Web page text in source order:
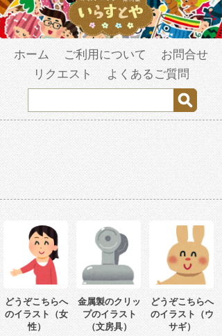
ホーム ご利用について
お問合せ
リクエスト
よくあるご質問
どうぞこちらへ
のイラスト（女
性）
金属製のクリッ
プのイラスト
（文房具）
どうぞこちらへ
のイラスト（ウ
サギ）